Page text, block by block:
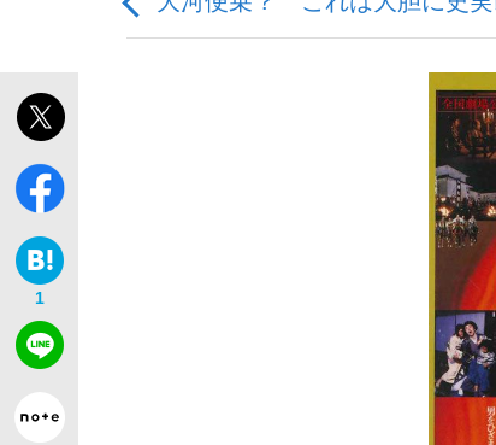
「敗因分析は一切聞かれなかった」
「目標達成できなかったからと言っ
1